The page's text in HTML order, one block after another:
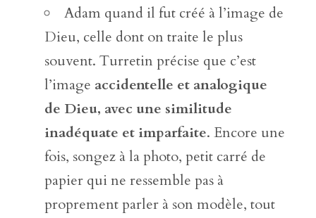
Adam quand il fut créé à l’image de
Dieu, celle dont on traite le plus
souvent. Turretin précise que c’est
l’image accidentelle et analogique
de Dieu, avec une similitude
inadéquate et imparfaite. Encore une
fois, songez à la photo, petit carré de
papier qui ne ressemble pas à
proprement parler à son modèle, tout